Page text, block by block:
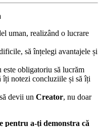
uman, realizând o lucrare
să înțelegi avantajele și
este obligatoriu să lucrăm
îți notezi concluziile și să îți
devii un Creator, nu doar
pentru a-ți demonstra că